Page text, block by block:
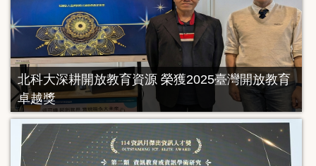
北科大深耕開放教育資源 榮獲2025臺灣開放教育
卓越獎